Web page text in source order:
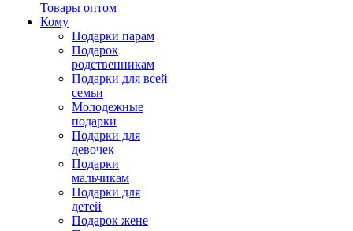
Товары оптом
Кому
Подарки парам
Подарок
родственникам
Подарки для всей
семьи
Молодежные
подарки
Подарки для
девочек
Подарки
мальчикам
Подарки для
детей
Подарок жене